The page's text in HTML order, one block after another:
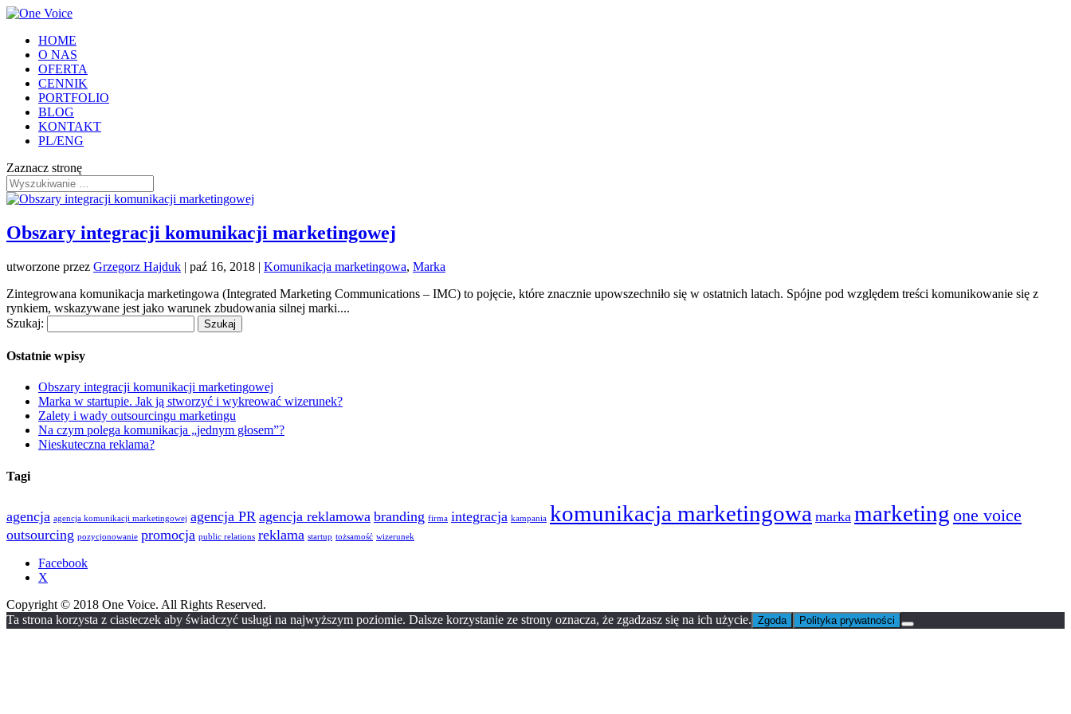
HOME
O NAS
OFERTA
CENNIK
PORTFOLIO
BLOG
KONTAKT
PL/ENG
Zaznacz stronę
Obszary integracji komunikacji marketingowej
utworzone przez Grzegorz Hajduk | paź 16, 2018 | Komunikacja marketingowa, Marka
Zintegrowana komunikacja marketingowa (Integrated Marketing Communications – IMC) to pojęcie, które znacznie upowszechniło się w ostatnich latach. Spójne pod względem treści komunikowanie się z
rynkiem, wskazywane jest jako warunek zbudowania silnej marki....
Szukaj:
Ostatnie wpisy
Obszary integracji komunikacji marketingowej
Marka w startupie. Jak ją stworzyć i wykreować wizerunek?
Zalety i wady outsourcingu marketingu
Na czym polega komunikacja „jednym głosem”?
Nieskuteczna reklama?
Tagi
agencja agencja komunikacji marketingowej agencja PR agencja reklamowa branding firma integracja kampania komunikacja marketingowa marka marketing one voice
outsourcing pozycjonowanie promocja public relations reklama startup tożsamość wizerunek
Facebook
X
Copyright © 2018 One Voice. All Rights Reserved.
Ta strona korzysta z ciasteczek aby świadczyć usługi na najwyższym poziomie. Dalsze korzystanie ze strony oznacza, że zgadzasz się na ich użycie. Zgoda Polityka prywatności